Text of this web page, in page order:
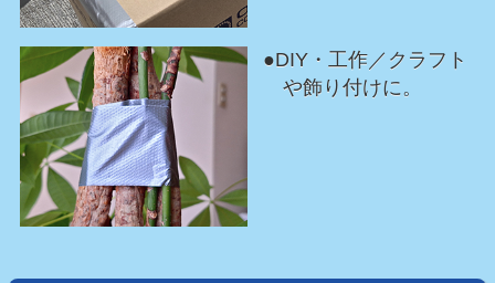
●DIY・工作／クラフト
や飾り付けに。